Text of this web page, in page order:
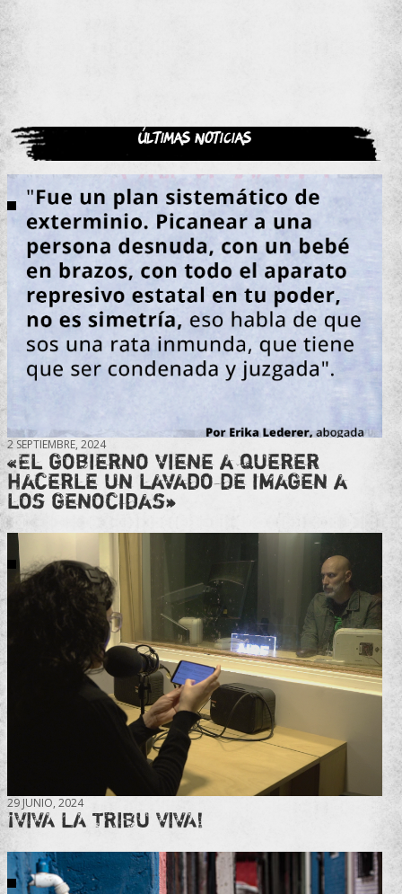
Últimas noticias
2 SEPTIEMBRE, 2024
«El gobierno viene a querer
hacerle un lavado de imagen a
los genocidas»
29 JUNIO, 2024
¡VIVA LA TRIBU VIVA!